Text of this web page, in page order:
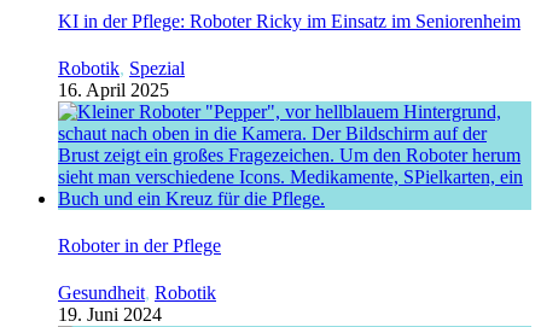
KI in der Pflege: Roboter Ricky im Einsatz im Seniorenheim
Robotik, Spezial
16. April 2025
Roboter in der Pflege
Gesundheit, Robotik
19. Juni 2024